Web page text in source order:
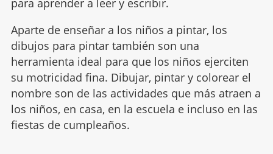
Aparte de enseñar a los niños a pintar, los
dibujos para pintar también son una
herramienta ideal para que los niños ejerciten
su motricidad fina. Dibujar, pintar y colorear el
nombre son de las actividades que más atraen a
los niños, en casa, en la escuela e incluso en las
fiestas de cumpleaños.